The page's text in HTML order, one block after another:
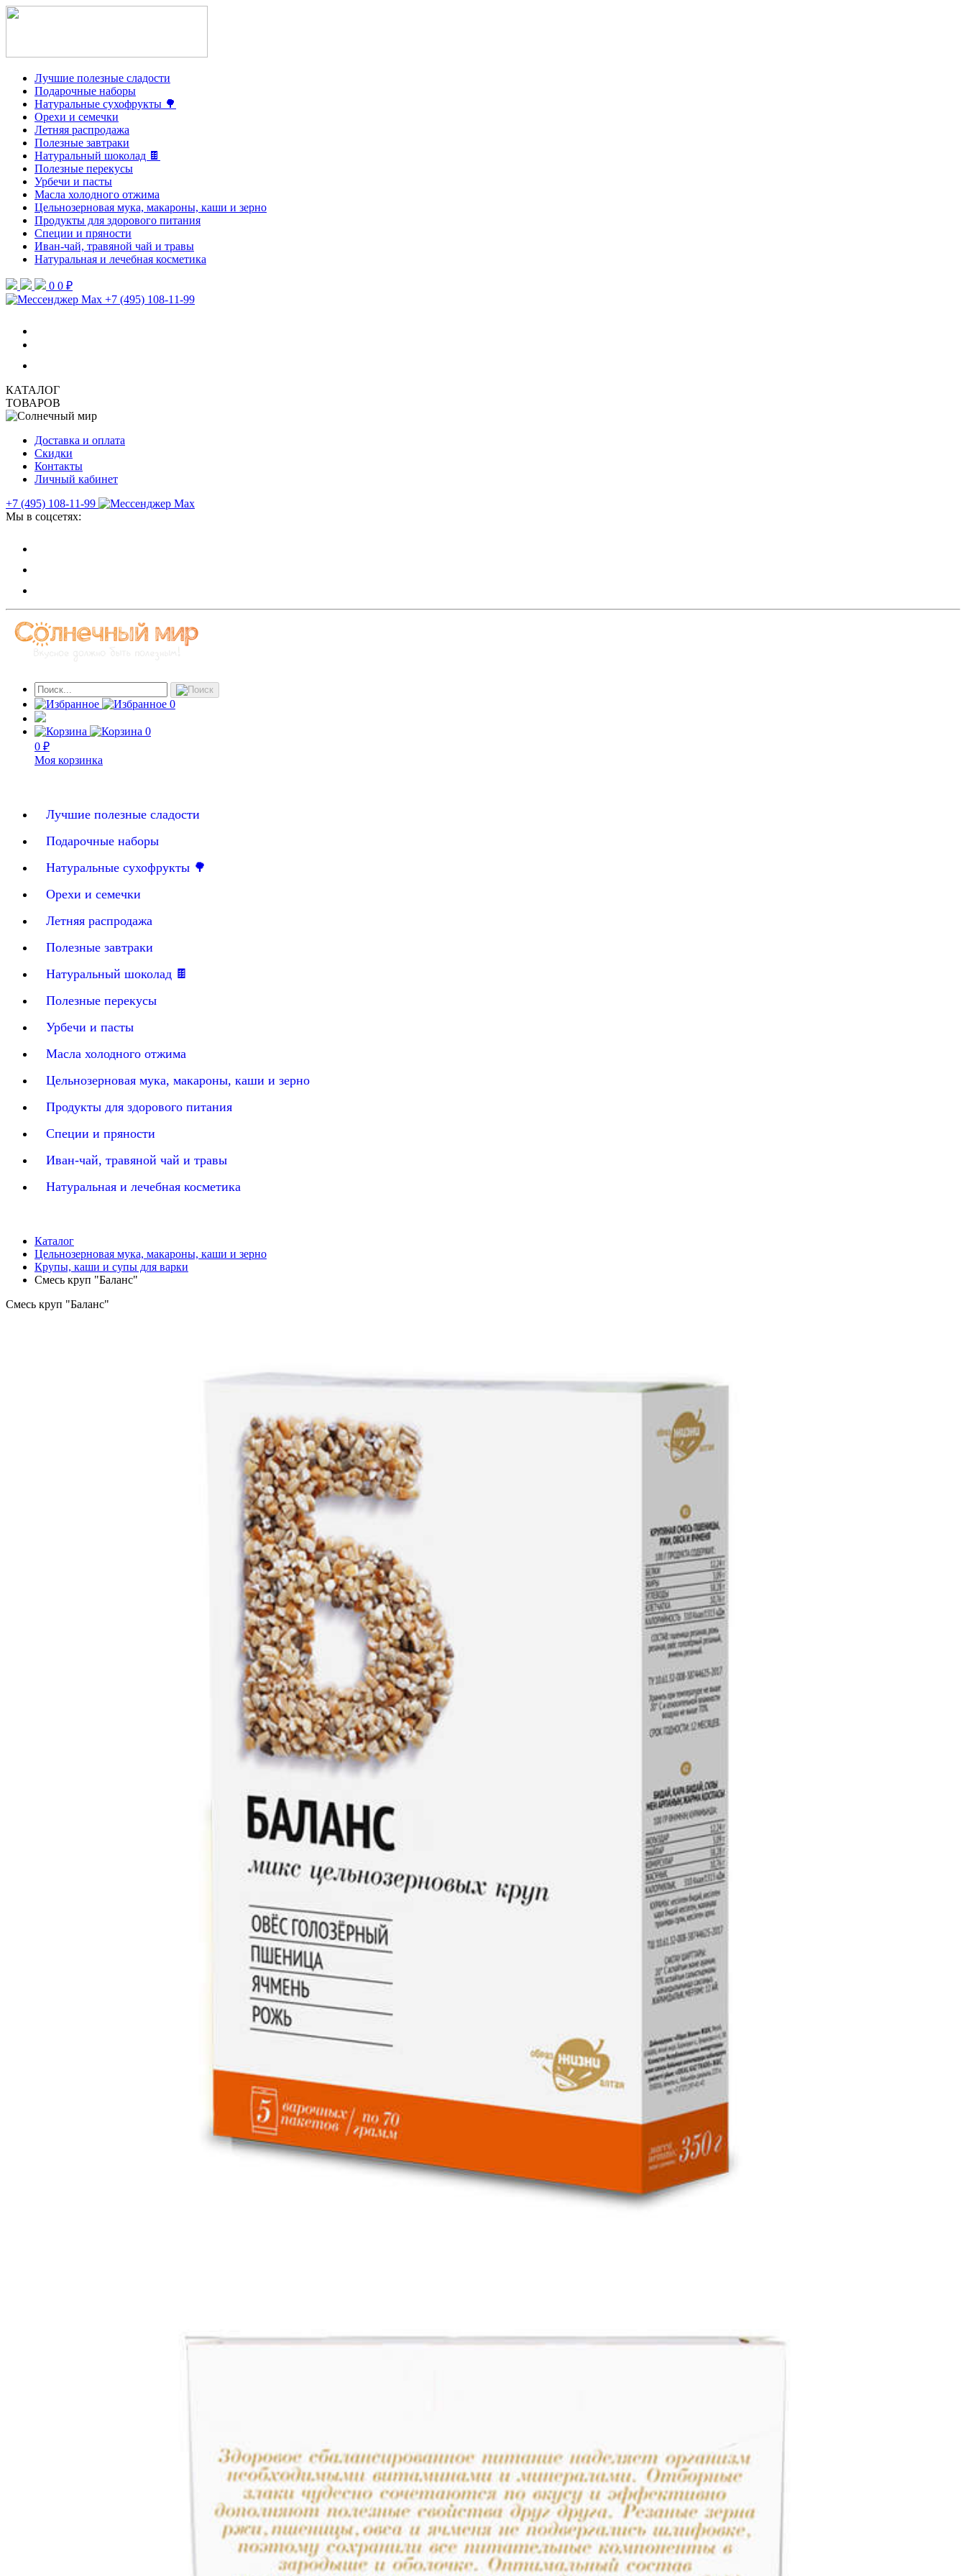
Лучшие полезные сладости
Подарочные наборы
Натуральные сухофрукты 🌳
Орехи и семечки
Летняя распродажа
Полезные завтраки
Натуральный шоколад 🍫
Полезные перекусы
Урбечи и пасты
Масла холодного отжима
Цельнозерновая мука, макароны, каши и зерно
Продукты для здорового питания
Специи и пряности
Иван-чай, травяной чай и травы
Натуральная и лечебная косметика
0 0 ₽
+7 (495) 108-11-99
КАТАЛОГ
ТОВАРОВ
Доставка и оплата
Скидки
Контакты
Личный кабинет
+7 (495) 108-11-99
Мы в соцсетях:
0
0
0 ₽
Моя корзинка
Лучшие полезные сладости
Подарочные наборы
Натуральные сухофрукты 🌳
Орехи и семечки
Летняя распродажа
Полезные завтраки
Натуральный шоколад 🍫
Полезные перекусы
Урбечи и пасты
Масла холодного отжима
Цельнозерновая мука, макароны, каши и зерно
Продукты для здорового питания
Специи и пряности
Иван-чай, травяной чай и травы
Натуральная и лечебная косметика
Каталог
Цельнозерновая мука, макароны, каши и зерно
Крупы, каши и супы для варки
Смесь круп "Баланс"
Смесь круп "Баланс"